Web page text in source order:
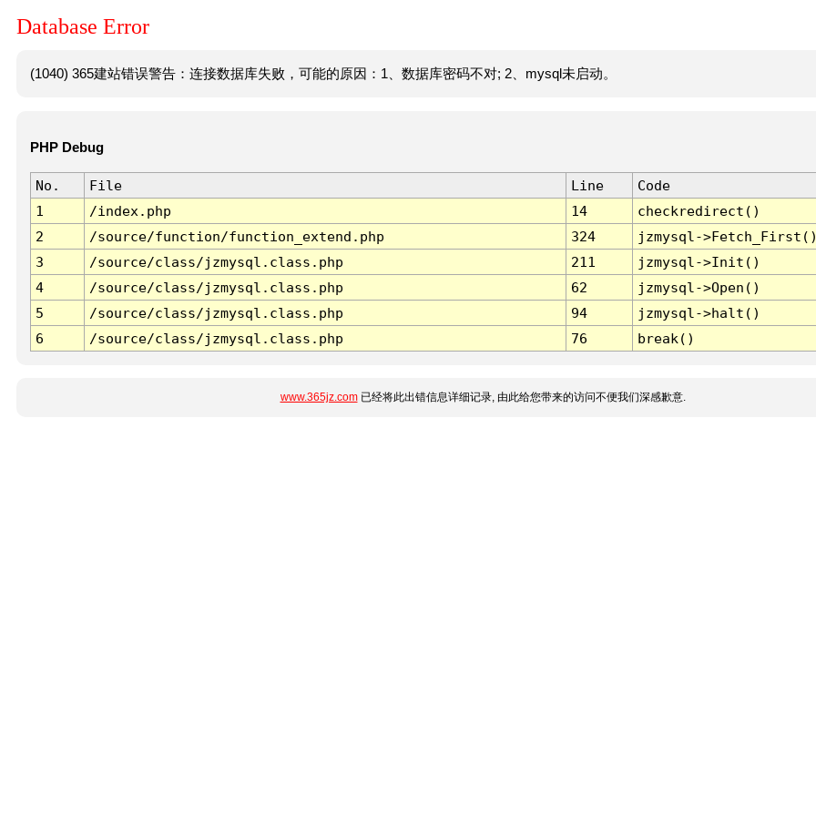
Database Error
(1040) 365建站错误警告：连接数据库失败，可能的原因：1、数据库密码不对; 2、mysql未启动。
PHP Debug
No. File Line
Code
1
/index.php 14
checkredirect()
2
/source/function/function_extend.php 324
jzmysql-
3
/source/class/jzmysql.class.php 211
jzmysql->Init()
4
/source/class/jzmysql.class.php 62
jzmysql->Open()
5
/source/class/jzmysql.class.php 94
jzmysql->halt()
6
/source/class/jzmysql.class.php 76 break()
www.365jz.com已经将此出错信息详细记录, 由此给您带来的访问不便我们深感歉意.